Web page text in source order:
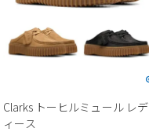
Clarks トーヒルミュール レデ
ィース